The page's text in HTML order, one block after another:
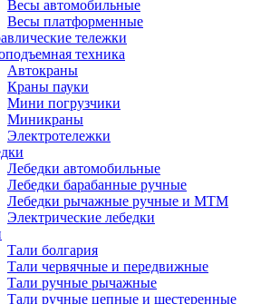
Весы автомобильные
Весы платформенные
тележки
техника
Автокраны
Краны пауки
Мини погрузчики
Миникраны
Электротележки
Лебедки автомобильные
Лебедки барабанные ручные
Лебедки рычажные ручные и МТМ
Электрические лебедки
Тали болгария
Тали червячные и передвижные
Тали ручные рычажные
Тали ручные цепные и шестеренные